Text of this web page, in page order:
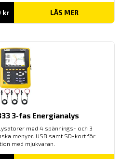
krPrisintervall:
till
LÄS MER
3-fas Energianalys
med 4 spännings- och 3
menyer. USB samt SD-kort för
med mjukvaran.